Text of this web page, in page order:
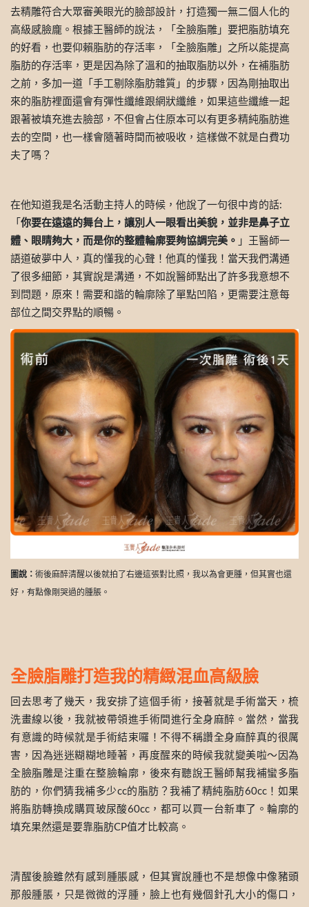
去精雕符合大眾審美眼光的臉部設計，打造獨一無二個人化的
高級感臉龐。根據王醫師的說法，「全臉脂雕」要把脂肪填充
的好看，也要仰賴脂肪的存活率，「全臉脂雕」之所以能提高
脂肪的存活率，更是因為除了溫和的抽取脂肪以外，在補脂肪
之前，多加一道「手工剔除脂肪雜質」的步驟，因為剛抽取出
來的脂肪裡面還會有彈性纖維跟網狀纖維，如果這些纖維一起
跟著被填充進去臉部，不但會占住原本可以有更多精純脂肪進
去的空間，也一樣會隨著時間而被吸收，這樣做不就是白費功
夫了嗎？
在他知道我是名活動主持人的時候，他說了一句很中肯的話:
「 你要在遠遠的舞台上，讓別人一眼看出美貌，並非是鼻子立
體、眼睛夠大，而是你的整體輪廓要夠協調完美。 」王醫師一
語道破夢中人，真的懂我的心聲！他真的懂我！當天我們溝通
了很多細節，其實說是溝通，不如說醫師點出了許多我意想不
到問題，原來！需要和諧的輪廓除了單點凹陷，更需要注意每
部位之間交界點的順暢。
圖說： 術後麻醉清醒以後就拍了右邊這張對比照，我以為會更腫，但其實也還
好，有點像剛哭過的腫脹。
全臉脂雕打造我的精緻混血高級臉
回去思考了幾天，我安排了這個手術，接著就是手術當天，梳
洗畫線以後，我就被帶領進手術間進行全身麻醉。當然，當我
有意識的時候就是手術結束囉！不得不稱讚全身麻醉真的很厲
害，因為迷迷糊糊地睡著，再度醒來的時候我就變美啦～因為
全臉脂雕是注重在整臉輪廓，後來有聽說王醫師幫我補蠻多脂
肪的，你們猜我補多少cc的脂肪？我補了精純脂肪60cc！如果
將脂肪轉換成購買玻尿酸60cc，都可以買一台新車了。輪廓的
填充果然還是要靠脂肪CP值才比較高。
清醒後臉雖然有感到腫脹感，但其實說腫也不是想像中像豬頭
那般腫脹，只是微微的浮腫，臉上也有幾個針孔大小的傷口，